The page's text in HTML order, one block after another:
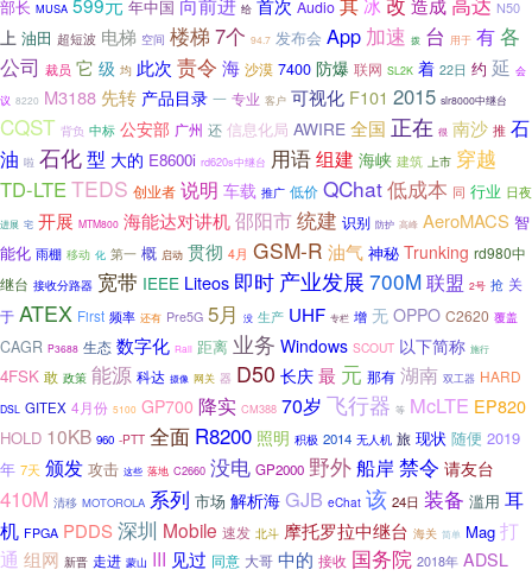
部长 MUSA 年中国 给 首次 Audio 冰 N50
上 油田 超短波 电梯 空间 楼梯 7个 94.7 发布会 App 加速 拨 台 用于 有各
公司 裁员 它 级 均 此次 责令 海 沙漠 7400 防爆 联网 SL2K 着 22日 约 延 会
议 8220 M3188 先转 产品目录 一 专业 客户 可视化 F101 2015 slr8000中继台
CQST 背负 中标 公安部 广州 还 信息化局 AWIRE 全国 正在 很 南沙 推 石
油 啦 石化型 大的 E8600i rd620s中继台 用语组建 海峡 建筑 上市 穿越
TD-LTETEDS 创业者 说明 车载 推广 低价 QChat低成本 同 行业 日夜
进展 宅 开展 MTM800 海能达对讲机邵阳市统建 识别 防护 高峰 AeroMACS 智
能化 雨棚 移动 化 第一 概 启动 贯彻 4月 GSM-R 油气 神秘 Trunking rd980中
继台 接收分路器 宽带 IEEE Liteos 即时 产业发展 700M联盟 2号 抢 关
于 ATEX First 频率 还有 Pre5G 5月 没 生产 UHF 专栏 增 无 OPPO C2620 覆盖
CAGR P3688 生态 数字化 Rail 距离 业务 Windows SCOUT 以下简称 施行
4FSK 敢 政策 能源 科达 摄像 网关 器 D50 长庆 最 元 那有 湖南 双工器 HARD
DSL GITEX 4月份 5100 GP700 降实 CM388 70岁 飞行器 等 McLTE EP820
HOLD 10KB 960 -PTT 全面 R8200 照明 积极 2014 无人机 旅 现状 随便 2019
年 7天 颁发 攻击 这些 落地 C2660 没电 GP2000 野外船岸 禁令 请友台
410M 清移 MOTOROLA 系列 市场 解析海 GJB eChat 该 24日 装备 滥用 耳
机 FPGA PDDS 深圳 Mobile 速发 北斗 摩托罗拉中继台 海关 简单 Mag 打
通 组网 新晋 走进 蒙山 III 见过 同意 大哥 中的 接收 国务院 2018年 ADSL